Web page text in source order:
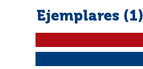
Ejemplares (1)